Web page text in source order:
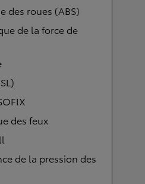
des roues (ABS)
de la force de
des feux
de la pression des